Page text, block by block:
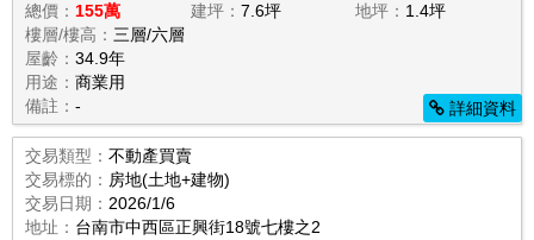
總價： 155萬 建坪： 7.6坪 地坪： 1.4坪
樓層/樓高： 三層/六層
屋齡： 34.9年
用途： 商業用
備註： - 詳細資料
交易類型： 不動產買賣
交易標的： 房地(土地+建物)
交易日期： 2026/1/6
地址： 台南市中西區正興街18號七樓之2